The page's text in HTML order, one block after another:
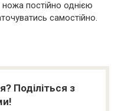
ножа постійно однією
самостійно.
Поділіться з